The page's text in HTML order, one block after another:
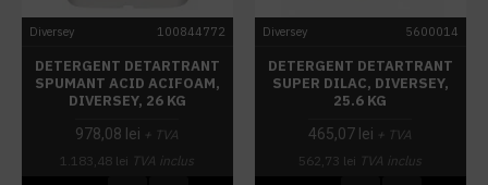
Diversey 100844772
DETERGENT DETARTRANT
SPUMANT ACID ACIFOAM,
DIVERSEY, 26 KG
978,08 lei + TVA
1.183,48 lei TVA inclus
Diversey 5600014
DETERGENT DETARTRANT
SUPER DILAC, DIVERSEY,
25.6 KG
465,07 lei + TVA
562,73 lei TVA inclus